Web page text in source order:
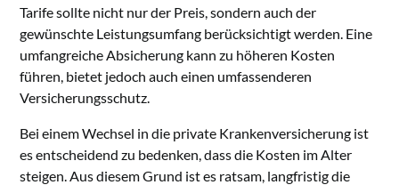
Tarife sollte nicht nur der Preis, sondern auch der
gewünschte Leistungsumfang berücksichtigt werden. Eine
umfangreiche Absicherung kann zu höheren Kosten
führen, bietet jedoch auch einen umfassenderen
Versicherungsschutz.
Bei einem Wechsel in die private Krankenversicherung ist
es entscheidend zu bedenken, dass die Kosten im Alter
steigen. Aus diesem Grund ist es ratsam, langfristig die